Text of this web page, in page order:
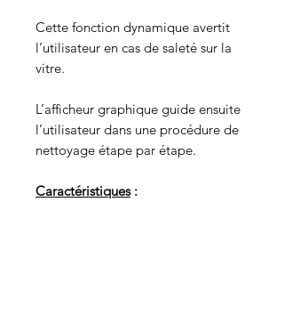
Cette fonction dynamique avertit
l’utilisateur en cas de saleté sur la
vitre.
L’afficheur graphique guide ensuite
l’utilisateur dans une procédure de
nettoyage étape par étape.
Caractéristiques: